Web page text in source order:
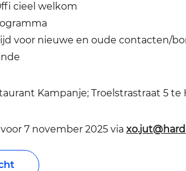
cieel welkom
voor nieuwe en oude contacten/
Kampanje; Troelstrastraat 5 te
voor 7 november 2025 via